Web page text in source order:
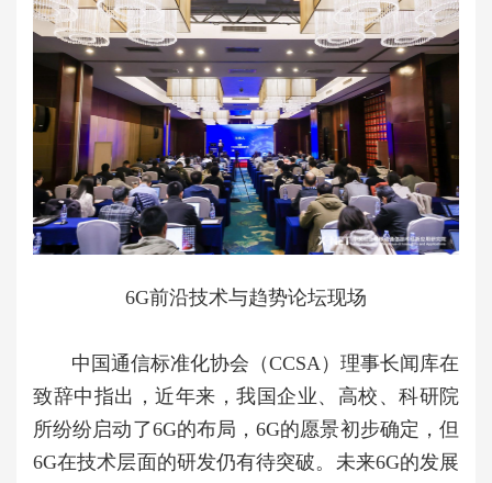
6G前沿技术与趋势论坛现场
中国通信标准化协会（CCSA）理事长闻库在
致辞中指出，近年来，我国企业、高校、科研院
所纷纷启动了6G的布局，6G的愿景初步确定，但
6G在技术层面的研发仍有待突破。未来6G的发展